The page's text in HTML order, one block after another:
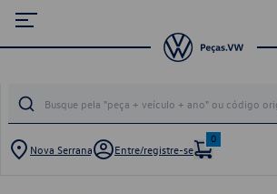
Nova Serrana Entre/registre-se
0